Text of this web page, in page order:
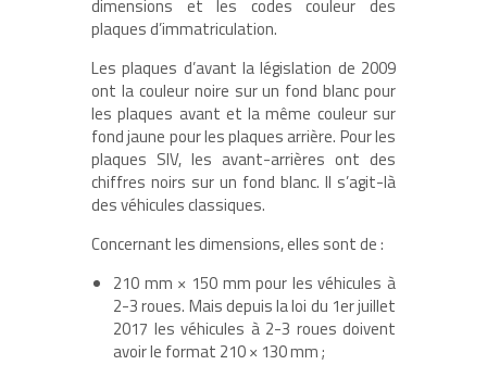
dimensions et les codes couleur des
plaques d’immatriculation.
Les plaques d’avant la législation de 2009
ont la couleur noire sur un fond blanc pour
les plaques avant et la même couleur sur
fond jaune pour les plaques arrière. Pour les
plaques SIV, les avant-arrières ont des
chiffres noirs sur un fond blanc. Il s’agit-là
des véhicules classiques.
Concernant les dimensions, elles sont de :
210 mm × 150 mm pour les véhicules à
2-3 roues. Mais depuis la loi du 1er juillet
2017 les véhicules à 2-3 roues doivent
avoir le format 210 × 130 mm ;